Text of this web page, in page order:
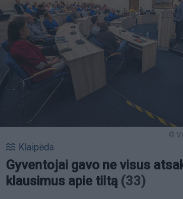
©
Klaipėda
Gyventojai gavo ne visus
klausimus apie tiltą (33)